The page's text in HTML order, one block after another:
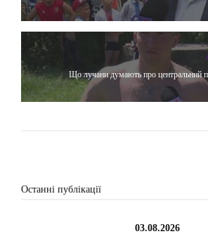
Що лучани думають про центральний
Останні публікації
03.08.2026